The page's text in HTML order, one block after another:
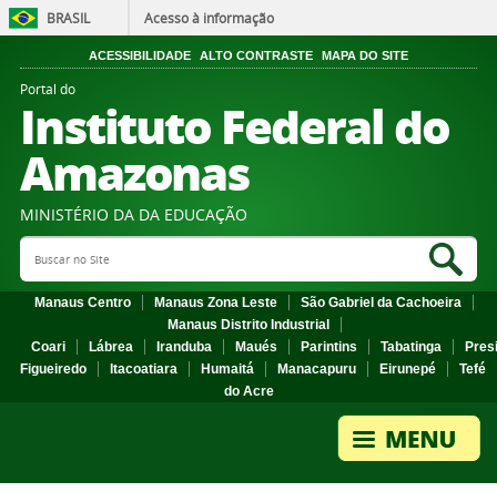
BRASIL Acesso à informação
ACESSIBILIDADE ALTO CONTRASTE MAPA DO SITE
Portal do
Instituto Federal do
Amazonas
MINISTÉRIO DA DA EDUCAÇÃO
Search Site
Manaus Centro Manaus Zona Leste
São Gabriel da Cachoeira
Manaus Distrito Industrial
Coari
Lábrea Iranduba Maués Parintins Tabatinga
Figueiredo
Itacoatiara Humaitá Manacapuru Eirunepé
Tefé
do Acre